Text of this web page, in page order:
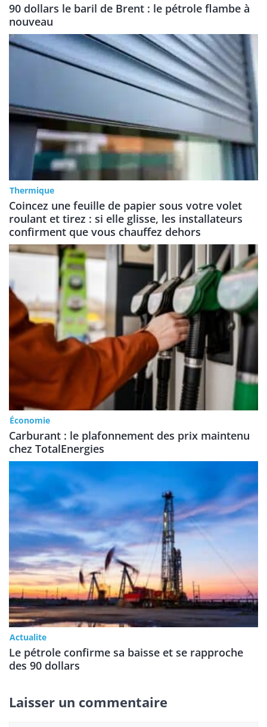
90 dollars le baril de Brent : le pétrole flambe à
nouveau
Thermique
Coincez une feuille de papier sous votre volet
roulant et tirez : si elle glisse, les installateurs
confirment que vous chauffez dehors
Économie
Carburant : le plafonnement des prix maintenu
chez TotalEnergies
Actualite
Le pétrole confirme sa baisse et se rapproche
des 90 dollars
Laisser un commentaire